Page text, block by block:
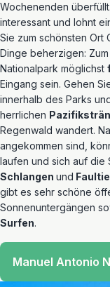
Wochenenden
interessant und lohnt
Sie zum schönsten Ort
Dinge beherzigen:
Nationalpark möglichst
Eingang sein. Gehen
innerhalb des Parks
herrlichen
Regenwald wandert.
angekommen sind,
laufen und sich auf die
Schlangen und
gibt es sehr schöne
Sonnenuntergängen
Surfen.
Manuel Antonio